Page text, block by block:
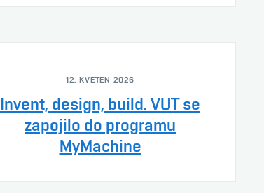
12. KVĚTEN 2026
Invent, design, build. VUT se
zapojilo do programu
MyMachine